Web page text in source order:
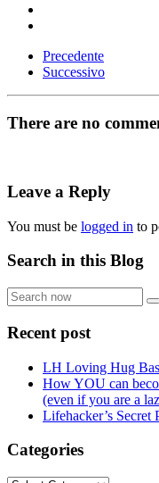
Precedente
Successivo
There are no
Leave a Reply
You must be logged in to
Search in this Blog
Search
now
Recent post
LH Loving Hug
How YOU can
(even if you are a
Lifehacker’s Secret
Categories